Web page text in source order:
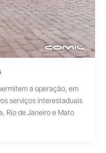
a operação, em
serviços interestaduais
Rio de Janeiro e Mato